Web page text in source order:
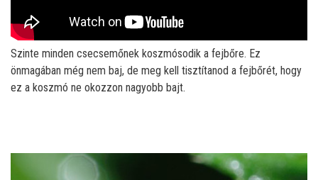
Szinte minden csecsemőnek koszmósodik a fejbőre. Ez
önmagában még nem baj, de meg kell tisztítanod a fejbőrét, hogy
ez a koszmó ne okozzon nagyobb bajt.